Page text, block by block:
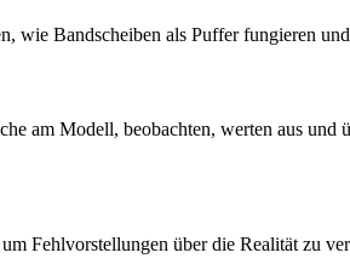
wie Bandscheiben als Puffer fungieren
am Modell, beobachten, werten aus und
Fehlvorstellungen über die Realität zu